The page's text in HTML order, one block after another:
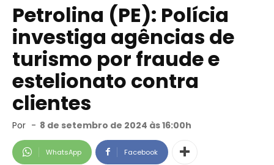
Petrolina (PE): Polícia
investiga agências de
turismo por fraude e
estelionato contra
clientes
Por - 8 de setembro de 2024 às 16:00h
WhatsApp Facebook